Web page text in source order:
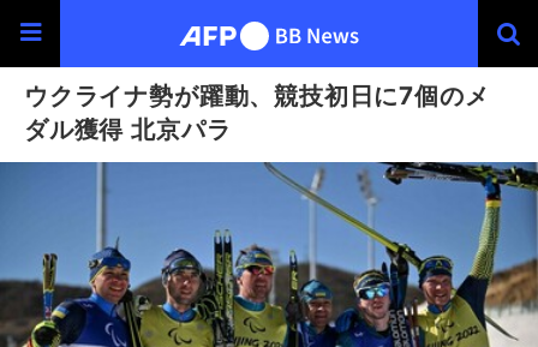
ウクライナ勢が躍動、競技初日に7個のメ
ダル獲得 北京パラ